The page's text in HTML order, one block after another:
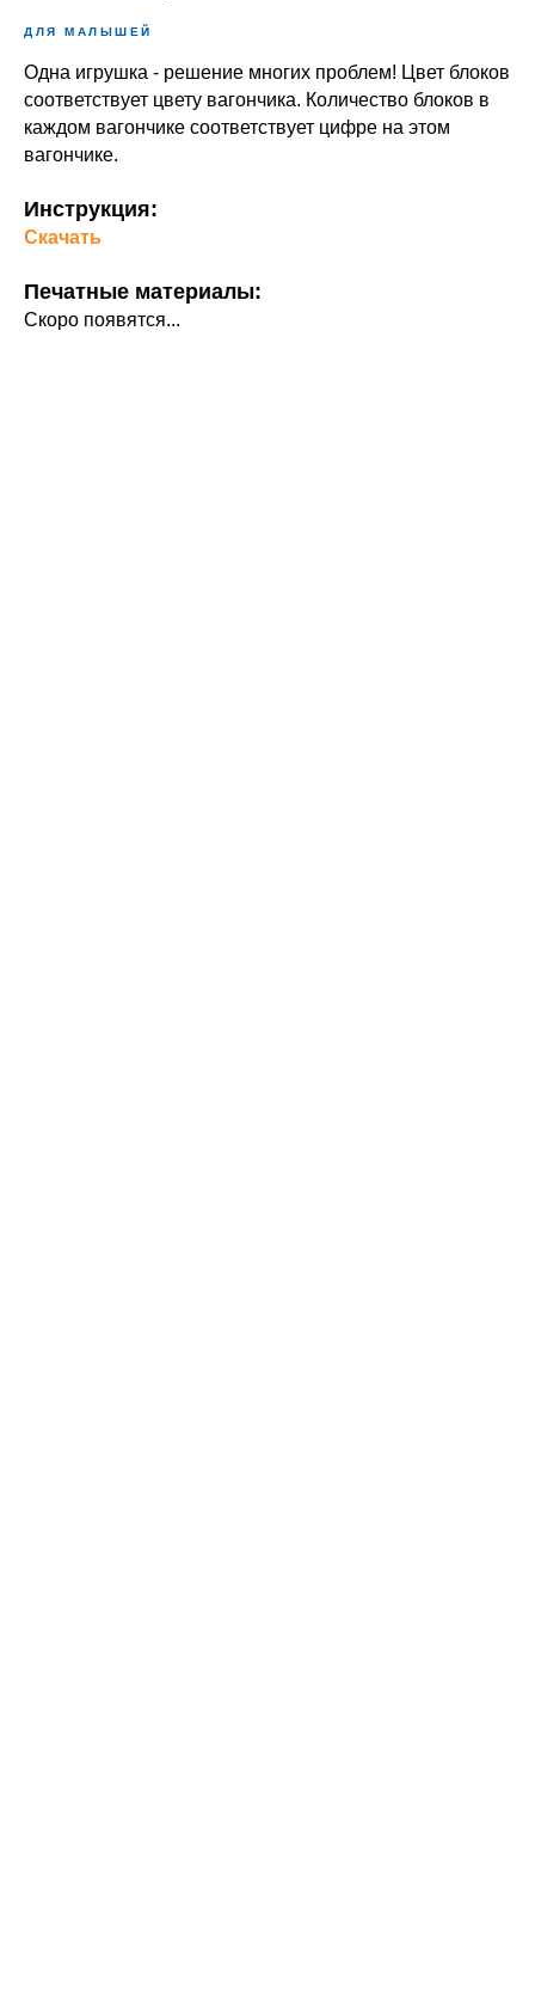
ДЛЯ МАЛЫШЕЙ
Одна игрушка - решение многих проблем! Цвет блоков
соответствует цвету вагончика. Количество блоков в
каждом вагончике соответствует цифре на этом
вагончике.
Инструкция:
Скачать
Печатные материалы:
Скоро появятся...